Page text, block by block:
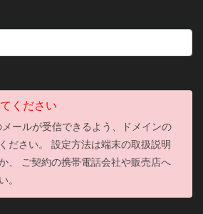
ください
ールが受信できるよう、ドメインの
ださい。 設定方法は端末の取扱説明
、 ご契約の携帯電話会社や販売店へ
。